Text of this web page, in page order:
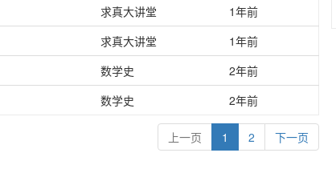
求真大讲堂
1年前
求真大讲堂
1年前
数学史
2年前
数学史 2年前
上一页 1 2 下一页